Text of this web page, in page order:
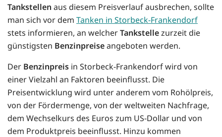
Tankstellen aus diesem Preisverlauf ausbrechen, sollte
man sich vor dem Tanken in Storbeck-Frankendorf
stets informieren, an welcherTankstellezurzeit die
günstigsten Benzinpreiseangeboten werden.
Der Benzinpreis in Storbeck-Frankendorf wird von
einer Vielzahl an Faktoren beeinflusst. Die
Preisentwicklung wird unter anderem vom Rohölpreis,
von der Fördermenge, von der weltweiten Nachfrage,
dem Wechselkurs des Euros zum US-Dollar und von
dem Produktpreis beeinflusst. Hinzu kommen